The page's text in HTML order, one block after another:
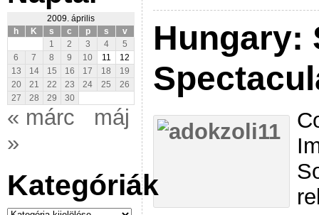
2009. április
h
K s c p s
v
1
2 3 4
5
6
7 8 9 10 11
12
13
14 15 16 17 18
19
20
21 22 23 24 25
26
27
28 29 30
« márc
máj
»
Kategóriák
Kategóriák
Hungary: